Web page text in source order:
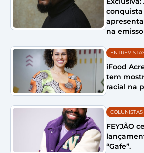
conquista
na
iFood
tem
racial na
COLUNISTAS
FEYJÃO
“Gafe”.